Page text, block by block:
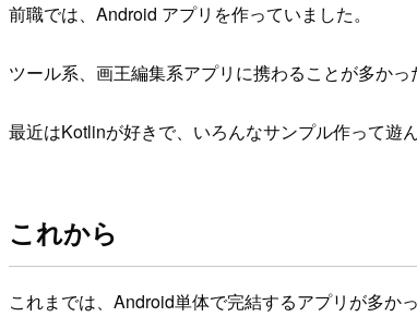
前職では、Android アプリを作っていました。
ツール系、画王編集系アプリに携わることが多かっ
最近はKotlinが好きで、いろんなサンプル作って遊ん
これから
これまでは、Android単体で完結するアプリが多かっ